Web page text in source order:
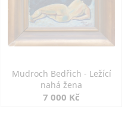
Mudroch Bedřich - Ležící
nahá žena
7 000 Kč